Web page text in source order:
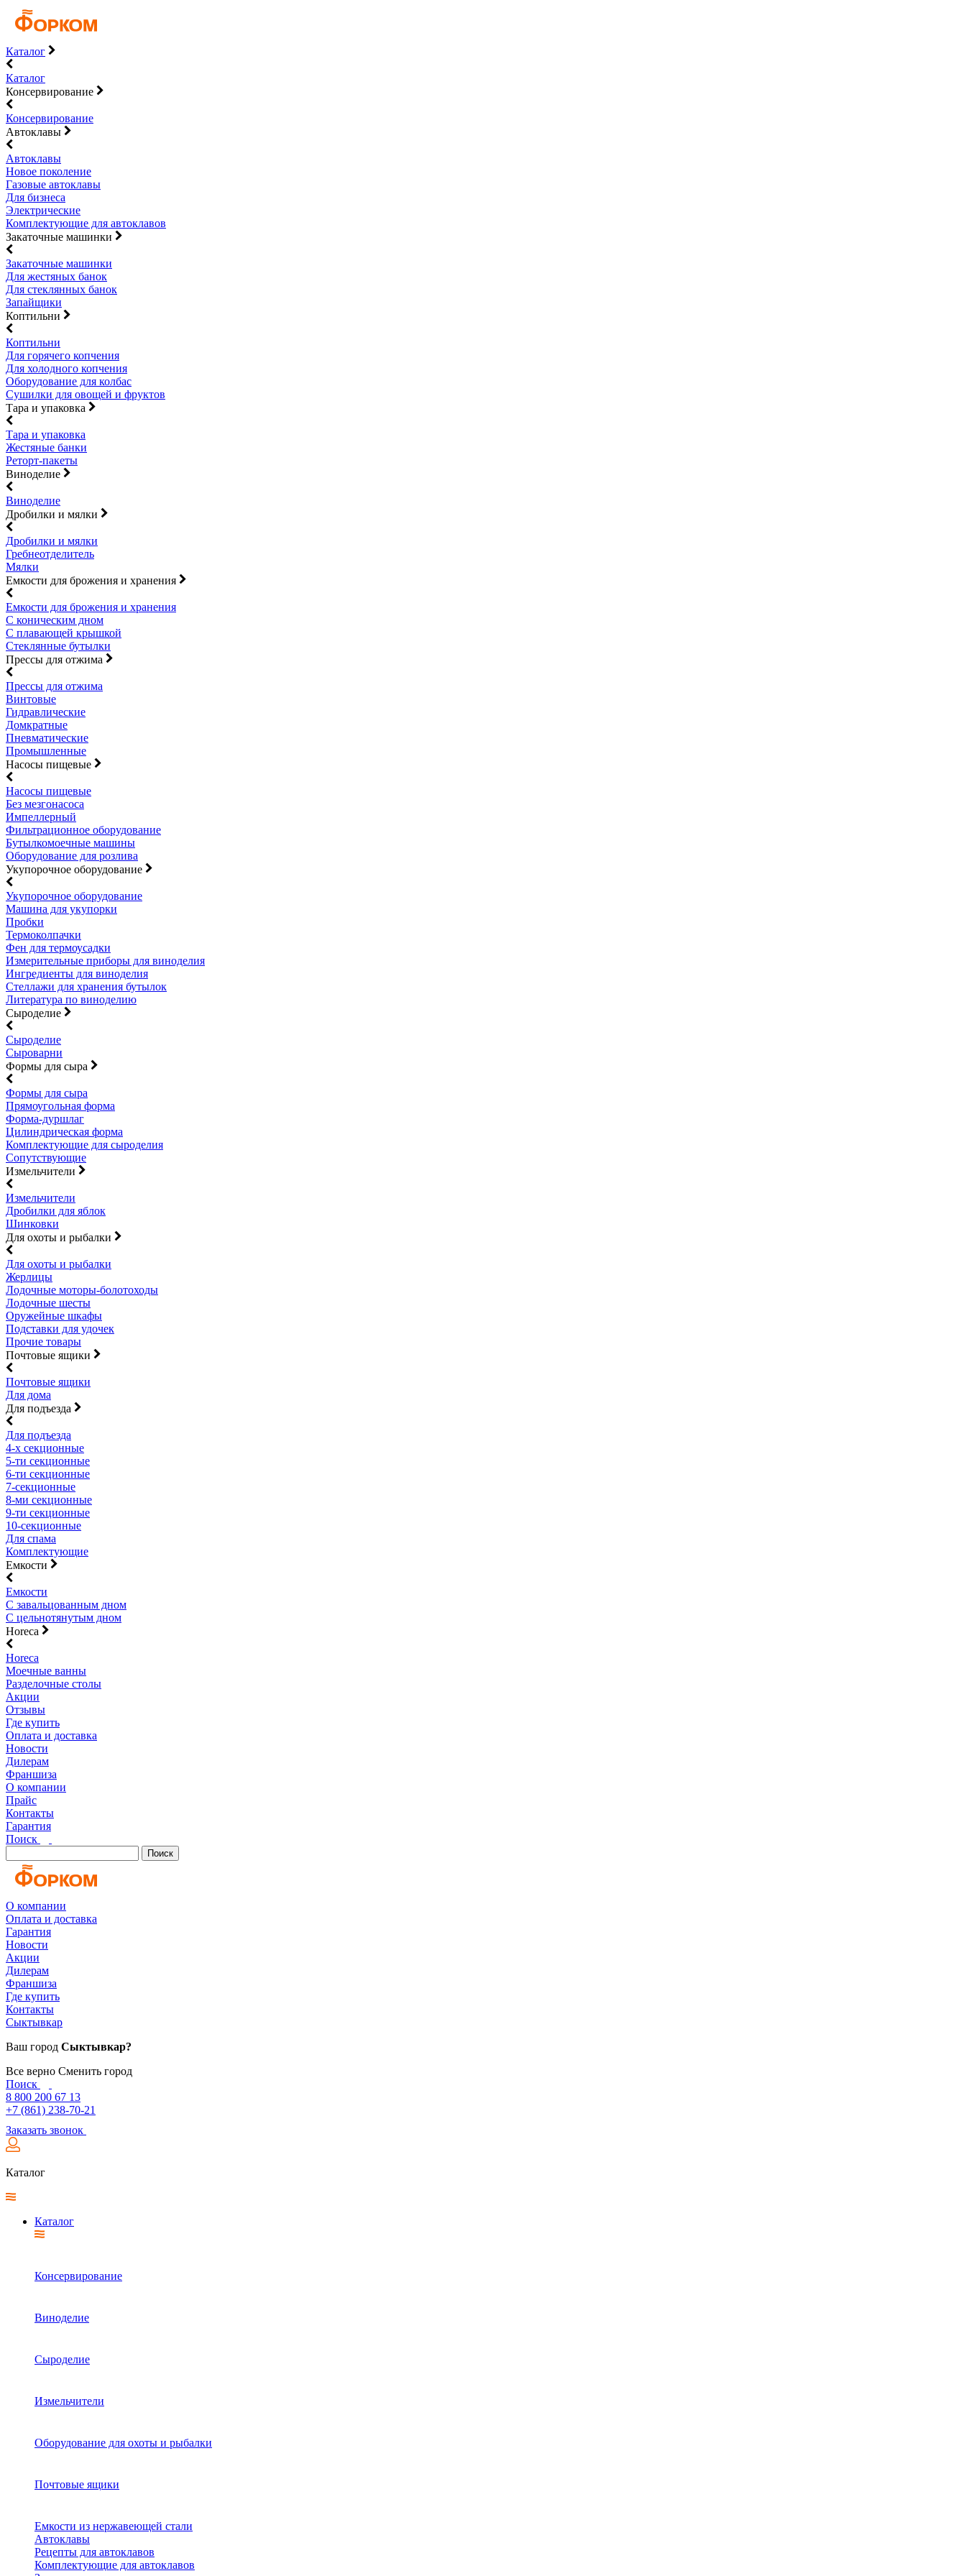
Каталог
Каталог
Консервирование
Консервирование
Автоклавы
Автоклавы
Новое поколение
Газовые автоклавы
Для бизнеса
Электрические
Комплектующие для автоклавов
Закаточные машинки
Закаточные машинки
Для жестяных банок
Для стеклянных банок
Запайщики
Коптильни
Коптильни
Для горячего копчения
Для холодного копчения
Оборудование для колбас
Сушилки для овощей и фруктов
Тара и упаковка
Тара и упаковка
Жестяные банки
Реторт-пакеты
Виноделие
Виноделие
Дробилки и мялки
Дробилки и мялки
Гребнеотделитель
Мялки
Емкости для брожения и хранения
Емкости для брожения и хранения
С коническим дном
С плавающей крышкой
Стеклянные бутылки
Прессы для отжима
Прессы для отжима
Винтовые
Гидравлические
Домкратные
Пневматические
Промышленные
Насосы пищевые
Насосы пищевые
Без мезгонасоса
Импеллерный
Фильтрационное оборудование
Бутылкомоечные машины
Оборудование для розлива
Укупорочное оборудование
Укупорочное оборудование
Машина для укупорки
Пробки
Термоколпачки
Фен для термоусадки
Измерительные приборы для виноделия
Ингредиенты для виноделия
Стеллажи для хранения бутылок
Литература по виноделию
Сыроделие
Сыроделие
Сыроварни
Формы для сыра
Формы для сыра
Прямоугольная форма
Форма-дуршлаг
Цилиндрическая форма
Комплектующие для сыроделия
Сопутствующие
Измельчители
Измельчители
Дробилки для яблок
Шинковки
Для охоты и рыбалки
Для охоты и рыбалки
Жерлицы
Лодочные моторы-болотоходы
Лодочные шесты
Оружейные шкафы
Подставки для удочек
Прочие товары
Почтовые ящики
Почтовые ящики
Для дома
Для подъезда
Для подъезда
4-х секционные
5-ти секционные
6-ти секционные
7-секционные
8-ми секционные
9-ти секционные
10-секционные
Для спама
Комплектующие
Емкости
Емкости
С завальцованным дном
С цельнотянутым дном
Horeca
Horeca
Моечные ванны
Разделочные столы
Акции
Отзывы
Где купить
Оплата и доставка
Новости
Дилерам
Франшиза
О компании
Прайс
Контакты
Гарантия
Поиск
Поиск
О компании
Оплата и доставка
Гарантия
Новости
Акции
Дилерам
Франшиза
Где купить
Контакты
Сыктывкар
Ваш город Сыктывкар?
Все верно Сменить город
Поиск
8 800 200 67 13
+7 (861) 238-70-21
Заказать звонок
Каталог
Каталог
Консервирование
Виноделие
Сыроделие
Измельчители
Оборудование для охоты и рыбалки
Почтовые ящики
Емкости из нержавеющей стали
Автоклавы
Рецепты для автоклавов
Комплектующие для автоклавов